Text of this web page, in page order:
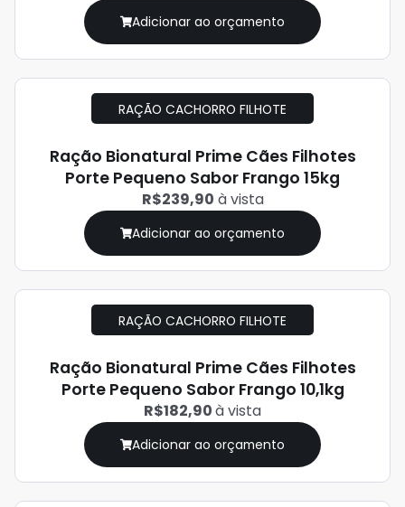
Adicionar ao orçamento
RAÇÃO CACHORRO FILHOTE
Ração Bionatural Prime Cães Filhotes
Porte Pequeno Sabor Frango 15kg
R$239,90 à vista
Adicionar ao orçamento
RAÇÃO CACHORRO FILHOTE
Ração Bionatural Prime Cães Filhotes
Porte Pequeno Sabor Frango 10,1kg
R$182,90à vista
Adicionar ao orçamento